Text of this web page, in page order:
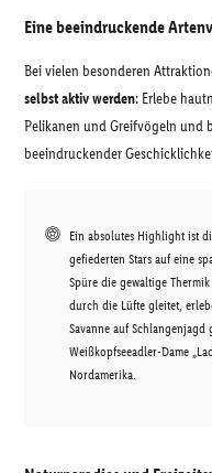
Eine beeindruckende
Bei vielen besonderen
selbst aktiv werden: Erlebe
Pelikanen und Greifvögeln und
beeindruckender
Ein absolutes Highlight ist
gefiederten Stars auf eine
Spüre die gewaltige
durch die Lüfte gleitet,
Savanne auf
Weißkopfseeadler-Dame
Nordamerika.